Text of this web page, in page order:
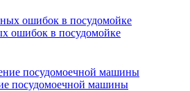
ошибок в посудомойке
посудомоечной машины